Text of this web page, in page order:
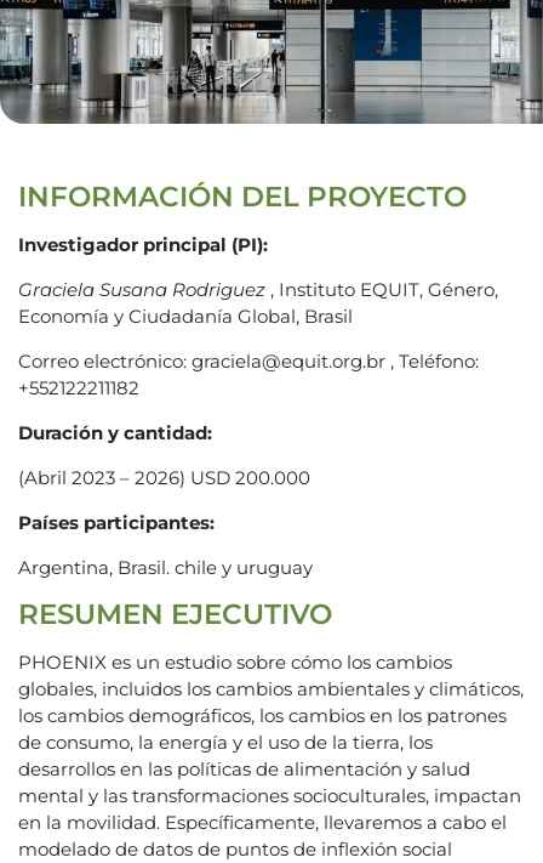
INFORMACIÓN DEL PROYECTO
Investigador principal (PI):
Graciela Susana Rodriguez , Instituto EQUIT, Género,
Economía y Ciudadanía Global, Brasil
Correo electrónico: graciela@equit.org.br , Teléfono:
+552122211182
Duración y cantidad:
(Abril 2023 – 2026) USD 200.000
Países participantes:
Argentina, Brasil. chile y uruguay
RESUMEN EJECUTIVO
PHOENIX es un estudio sobre cómo los cambios
globales, incluidos los cambios ambientales y climáticos,
los cambios demográficos, los cambios en los patrones
de consumo, la energía y el uso de la tierra, los
desarrollos en las políticas de alimentación y salud
mental y las transformaciones socioculturales, impactan
en la movilidad. Específicamente, llevaremos a cabo el
modelado de datos de puntos de inflexión social